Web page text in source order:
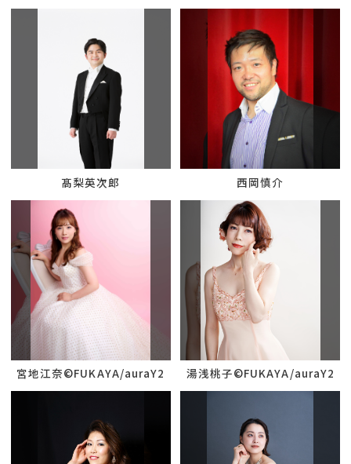
髙梨英次郎 西岡慎介
宮地江奈©︎FUKAYA/auraY2 湯浅桃子©︎FUKAYA/auraY2